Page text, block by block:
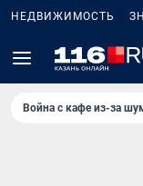
НЕДВИЖИМОСТЬ
Война с кафе из-за